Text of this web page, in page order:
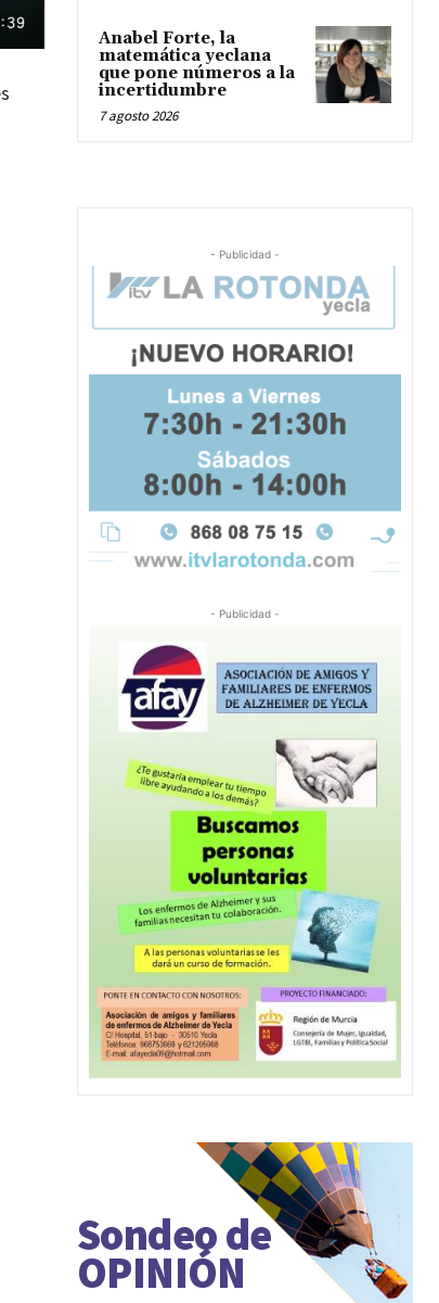
Anabel Forte, la
matemática yeclana
que pone números a la
incertidumbre
7 agosto 2026
- Publicidad -
- Publicidad -
Sondeo de
OPINIÓN